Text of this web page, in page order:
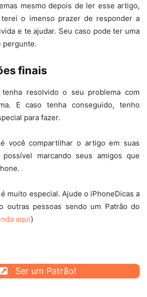
mesmo depois de ler esse artigo,
o imenso prazer de responder a
e te ajudar. Seu caso pode ter uma
pergunte.
finais
resolvido o seu problema com
E caso tenha conseguido, tenho
para fazer.
você compartilhar o artigo em suas
marcando seus amigos que
muito especial. Ajude o iPhoneDicas a
outras pessoas sendo um Patrão do
aqui)
Ser um Patrão!